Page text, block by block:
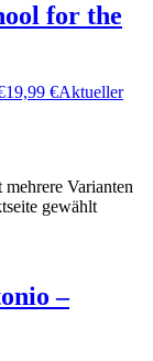
for the
19,99 €Aktueller
Varianten
gewählt
–